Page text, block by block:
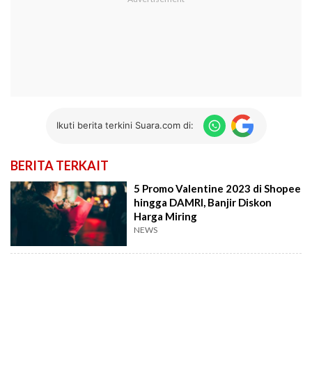
Ikuti berita terkini Suara.com di:
BERITA TERKAIT
5 Promo Valentine 2023 di Shopee
hingga DAMRI, Banjir Diskon
Harga Miring
NEWS